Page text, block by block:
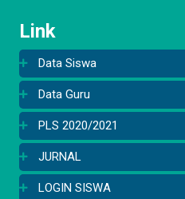
Link
Data Siswa
Data Guru
PLS 2020/2021
JURNAL
LOGIN SISWA